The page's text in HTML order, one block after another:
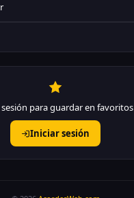
para guardar en favoritos
Iniciar sesión